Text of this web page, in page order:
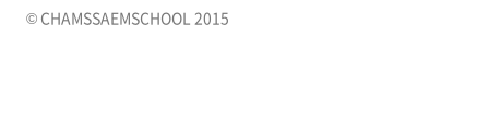
© CHAMSSAEMSCHOOL 2015